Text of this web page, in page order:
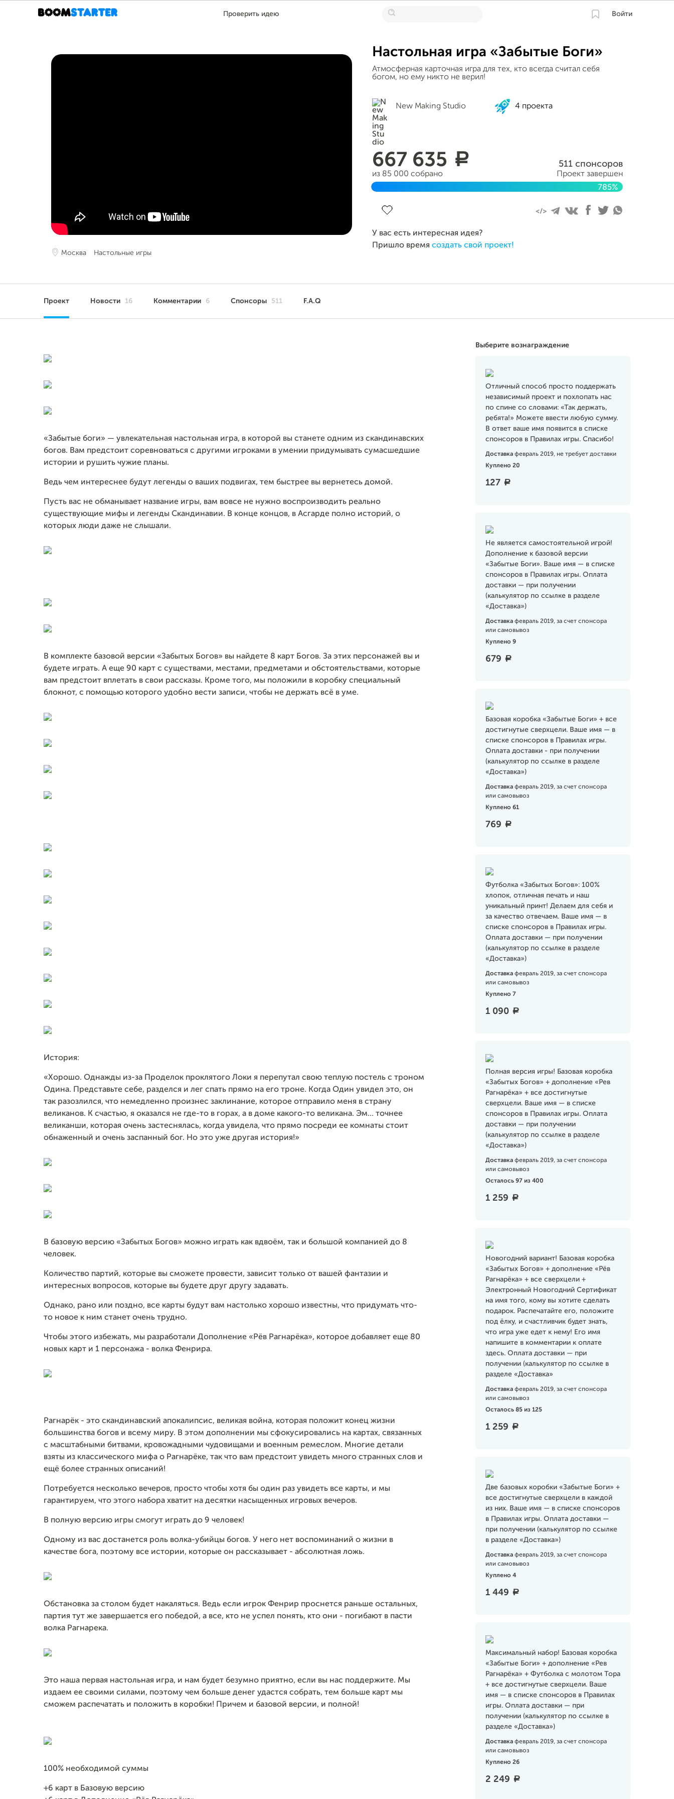
Проверить идею Войти
Москва Настольные игры
Настольная игра «Забытые Боги»
Атмосферная карточная игра для тех, кто всегда считал себя
богом, но ему никто не верил!
New Making Studio 4 проекта
667 635 a
из 85 000 собрано
511 спонсоров
Проект завершен
785%
У вас есть интересная идея?
Пришло время создать свой проект!
Проект Новости 16 Комментарии 6 Спонсоры 511 F.A.Q
Выберите вознаграждение
Отличный способ просто поддержать
независимый проект и похлопать нас
по спине со словами: «Так держать,
ребята!» Можете ввести любую сумму.
В ответ ваше имя появится в списке
спонсоров в Правилах игры. Спасибо!
Доставка февраль 2019, не требует доставки
Куплено 20
127 a
Не является самостоятельной игрой!
Дополнение к базовой версии
«Забытые Боги». Ваше имя — в списке
спонсоров в Правилах игры. Оплата
доставки — при получении
(калькулятор по ссылке в разделе
«Доставка»)
Доставка февраль 2019, за счет спонсора
или самовывоз
Куплено 9
679 a
Базовая коробка «Забытые Боги» + все
достигнутые сверхцели. Ваше имя — в
списке спонсоров в Правилах игры.
Оплата доставки - при получении
(калькулятор по ссылке в разделе
«Доставка»)
Доставка февраль 2019, за счет спонсора
или самовывоз
Куплено 61
769 a
Футболка «Забытых Богов»: 100%
хлопок, отличная печать и наш
уникальный принт! Делаем для себя и
за качество отвечаем. Ваше имя — в
списке спонсоров в Правилах игры.
Оплата доставки — при получении
(калькулятор по ссылке в разделе
«Доставка»)
Доставка февраль 2019, за счет спонсора
или самовывоз
Куплено 7
1 090 a
Полная версия игры! Базовая коробка
«Забытых Богов» + дополнение «Рев
Рагнарёка» + все достигнутые
сверхцели. Ваше имя — в списке
спонсоров в Правилах игры. Оплата
доставки — при получении
(калькулятор по ссылке в разделе
«Доставка»)
Доставка февраль 2019, за счет спонсора
или самовывоз
Осталось 97 из 400
1 259 a
Новогодний вариант! Базовая коробка
«Забытых Богов» + дополнение «Рёв
Рагнарёка» + все сверхцели +
Электронный Новогодний Сертификат
на имя того, кому вы хотите сделать
подарок. Распечатайте его, положите
под ёлку, и счастливчик будет знать,
что игра уже едет к нему! Его имя
напишите в комментарии к оплате
здесь. Оплата доставки — при
получении (калькулятор по ссылке в
разделе «Доставка»
Доставка февраль 2019, за счет спонсора
или самовывоз
Осталось 85 из 125
1 259 a
Две базовых коробки «Забытые Боги» +
все достигнутые сверхцели в каждой
из них. Ваше имя — в списке спонсоров
в Правилах игры. Оплата доставки —
при получении (калькулятор по ссылке
в разделе «Доставка»)
Доставка февраль 2019, за счет спонсора
или самовывоз
Куплено 4
1 449 a
Максимальный набор! Базовая коробка
«Забытые Боги» + дополнение «Рев
Рагнарёка» + Футболка с молотом Тора
+ все достигнутые сверхцели. Ваше
имя — в списке спонсоров в Правилах
игры. Оплата доставки — при
получении (калькулятор по ссылке в
разделе «Доставка»)
Доставка февраль 2019, за счет спонсора
или самовывоз
Куплено 26
2 249 a
«Забытые боги» — увлекательная настольная игра, в которой вы станете одним из скандинавских
богов. Вам предстоит соревноваться с другими игроками в умении придумывать сумасшедшие
истории и рушить чужие планы.
Ведь чем интереснее будут легенды о ваших подвигах, тем быстрее вы вернетесь домой.
Пусть вас не обманывает название игры, вам вовсе не нужно воспроизводить реально
существующие мифы и легенды Скандинавии. В конце концов, в Асгарде полно историй, о
которых люди даже не слышали.
В комплекте базовой версии «Забытых Богов» вы найдете 8 карт Богов. За этих персонажей вы и
будете играть. А еще 90 карт с существами, местами, предметами и обстоятельствами, которые
вам предстоит вплетать в свои рассказы. Кроме того, мы положили в коробку специальный
блокнот, с помощью которого удобно вести записи, чтобы не держать всё в уме.
История:
«Хорошо. Однажды из-за Проделок проклятого Локи я перепутал свою теплую постель с троном
Одина. Представьте себе, разделся и лег спать прямо на его троне. Когда Один увидел это, он
так разозлился, что немедленно произнес заклинание, которое отправило меня в страну
великанов. К счастью, я оказался не где-то в горах, а в доме какого-то великана. Эм… точнее
великанши, которая очень застеснялась, когда увидела, что прямо посреди ее комнаты стоит
обнаженный и очень заспанный бог. Но это уже другая история!»
В базовую версию «Забытых Богов» можно играть как вдвоём, так и большой компанией до 8
человек.
Количество партий, которые вы сможете провести, зависит только от вашей фантазии и
интересных вопросов, которые вы будете друг другу задавать.
Однако, рано или поздно, все карты будут вам настолько хорошо известны, что придумать что-
то новое к ним станет очень трудно.
Чтобы этого избежать, мы разработали Дополнение «Рёв Рагнарёка», которое добавляет еще 80
новых карт и 1 персонажа - волка Фенрира.
Рагнарёк - это скандинавский апокалипсис, великая война, которая положит конец жизни
большинства богов и всему миру. В этом дополнении мы сфокусировались на картах, связанных
с масштабными битвами, кровожадными чудовищами и военным ремеслом. Многие детали
взяты из классического мифа о Рагнарёке, так что вам предстоит увидеть много странных слов и
ещё более странных описаний!
Потребуется несколько вечеров, просто чтобы хотя бы один раз увидеть все карты, и мы
гарантируем, что этого набора хватит на десятки насыщенных игровых вечеров.
В полную версию игры смогут играть до 9 человек!
Одному из вас достанется роль волка-убийцы богов. У него нет воспоминаний о жизни в
качестве бога, поэтому все истории, которые он рассказывает - абсолютная ложь.
Обстановка за столом будет накаляться. Ведь если игрок Фенрир проснется раньше остальных,
партия тут же завершается его победой, а все, кто не успел понять, кто они - погибают в пасти
волка Рагнарека.
Это наша первая настольная игра, и нам будет безумно приятно, если вы нас поддержите. Мы
издаем ее своими силами, поэтому чем больше денег удастся собрать, тем больше карт мы
сможем распечатать и положить в коробки! Причем и базовой версии, и полной!
100% необходимой суммы
+6 карт в Базовую версию